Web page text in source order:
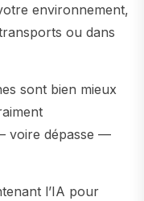
environnement,
ou dans
sont bien mieux
voire dépasse —
l’IA pour